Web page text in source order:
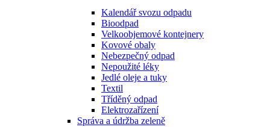
Kalendář svozu odpadu
Bioodpad
Velkoobjemové kontejnery
Kovové obaly
Nebezpečný odpad
Nepoužité léky
Jedlé oleje a tuky
Textil
Tříděný odpad
Elektrozařízení
Správa a údržba zeleně